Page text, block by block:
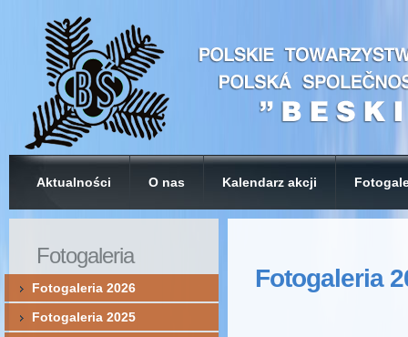
Aktualności O nas Kalendarz akcji
Fotogaleria
Fotogaleria
Fotogaleria 2026
Fotogaleria 2025